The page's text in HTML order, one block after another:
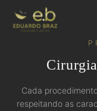
Cada
respeitando as